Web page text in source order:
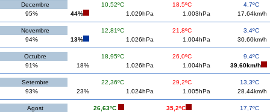
Decembre 10,52ºC 18,5ºC
4,7ºC
95%
44% 1.029hPa 1.003hPa 17.64km/h
Novembre 12,81ºC 21,8ºC
3,4ºC
94%
13% 1.026hPa 1.004hPa 30.60km/h
Octubre 18,95ºC 26,0ºC
9,4ºC
91%
18% 1.026hPa 1.004hPa 39.60km/h
Setembre 22,36ºC 29,2ºC
13,3ºC
93%
23% 1.024hPa 1.005hPa 28.44km/h
Agost 26,63ºC 35,2ºC
17,7ºC